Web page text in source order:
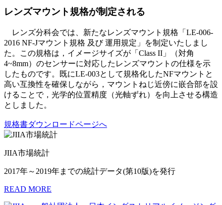
レンズマウント規格が制定される
レンズ分科会では、新たなレンズマウント規格「LE-006-
2016 NF-Jマウント規格 及び 運用規定」を制定いたしまし
た。この規格は，イメージサイズが「Class II」（対角
4~8mm）のセンサーに対応したレンズマウントの仕様を示
したものです。既にLE-003として規格化したNFマウントと
高い互換性を確保しながら，マウントねじ近傍に嵌合部を設
けることで，光学的位置精度（光軸ずれ）を向上させる構造
としました。
規格書ダウンロードページへ
JIIA市場統計
2017年～2019年までの統計データ(第10版)を発行
READ MORE